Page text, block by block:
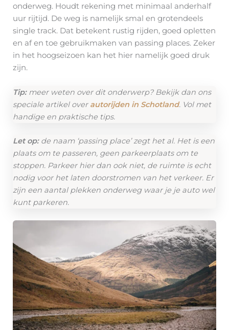
onderweg. Houdt rekening met minimaal anderhalf
uur rijtijd. De weg is namelijk smal en grotendeels
single track. Dat betekent rustig rijden, goed opletten
en af en toe gebruikmaken van passing places. Zeker
in het hoogseizoen kan het hier namelijk goed druk
zijn.
Tip:meer weten over dit onderwerp? Bekijk dan ons
speciale artikel over autorijden in Schotland. Vol met
handige en praktische tips.
Let op: de naam ‘passing place’ zegt het al. Het is een
plaats om te passeren, geen parkeerplaats om te
stoppen. Parkeer hier dan ook niet, de ruimte is echt
nodig voor het laten doorstromen van het verkeer. Er
zijn een aantal plekken onderweg waar je je auto wel
kunt parkeren.